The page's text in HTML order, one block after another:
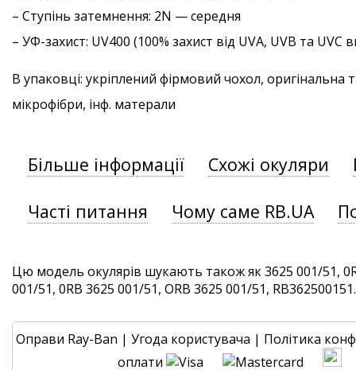
– Ступінь затемнення: 2N — середня
– УФ-захист: UV400 (100% захист від UVA, UVB та
В упаковці: укріплений фірмовий чохол, оригінальна
мікрофібри, інф. матерали
Більше інформації Схожі окуляри
Часті питання Чому саме RB.UA
Цю модель окулярів шукають також як 3625 001/51,
001/51, 0RB 3625 001/51, ORB 3625 001/51,
Оправи Ray-Ban | Угода користувача | Політика
оплати